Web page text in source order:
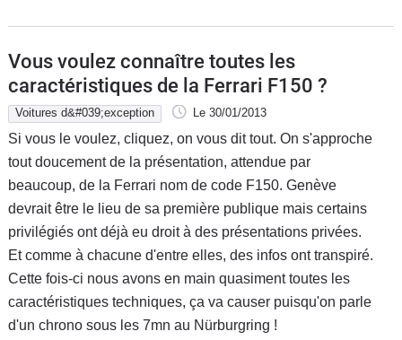
Vous voulez connaître toutes les
caractéristiques de la Ferrari F150 ?
Voitures d&#039;exception Le 30/01/2013
Si vous le voulez, cliquez, on vous dit tout. On s'approche
tout doucement de la présentation, attendue par
beaucoup, de la Ferrari nom de code F150. Genève
devrait être le lieu de sa première publique mais certains
privilégiés ont déjà eu droit à des présentations privées.
Et comme à chacune d'entre elles, des infos ont transpiré.
Cette fois-ci nous avons en main quasiment toutes les
caractéristiques techniques, ça va causer puisqu'on parle
d'un chrono sous les 7mn au Nürburgring !